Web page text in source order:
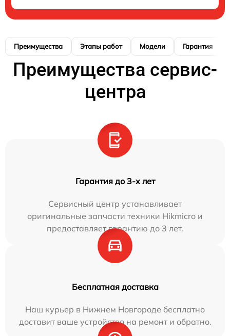
Преимущества Этапы работ Модели Гарантия
Преимущества сервис-
центра
Гарантия до 3-х лет
Сервисный центр устанавливает
оригинальные запчасти техники Hikmicro и
предоставляет гарантию до 3 лет.
Бесплатная доставка
Наш курьер в Нижнем Новгороде бесплатно
доставит ваше устройство на ремонт и обратно.